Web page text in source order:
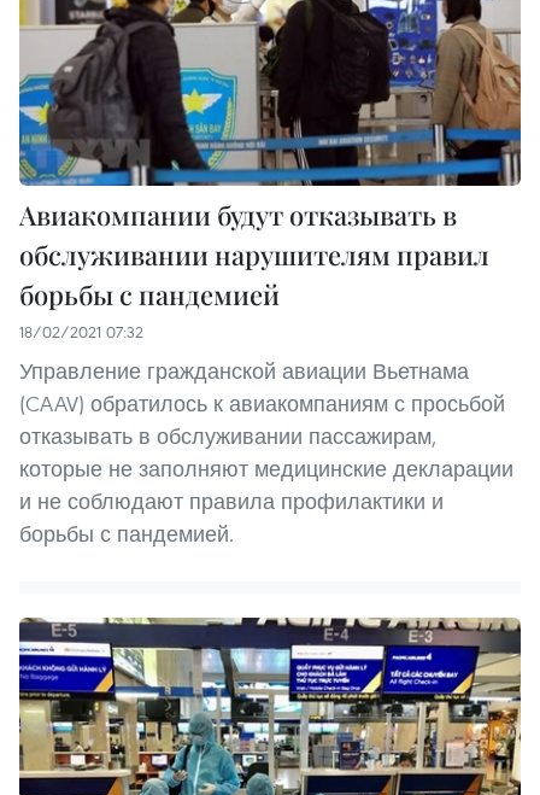
Авиакомпании будут отказывать в
обслуживании нарушителям правил
борьбы с пандемией
18/02/2021 07:32
Управление гражданской авиации Вьетнама
(CAAV) обратилось к авиакомпаниям с просьбой
отказывать в обслуживании пассажирам,
которые не заполняют медицинские декларации
и не соблюдают правила профилактики и
борьбы с пандемией.